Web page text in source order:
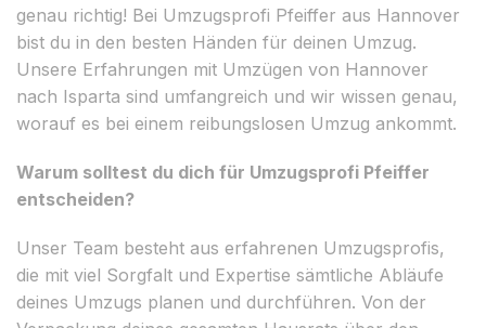
genau richtig! Bei Umzugsprofi Pfeiffer aus Hannover
bist du in den besten Händen für deinen Umzug.
Unsere Erfahrungen mit Umzügen von Hannover
nach Isparta sind umfangreich und wir wissen genau,
worauf es bei einem reibungslosen Umzug ankommt.
Warum solltest du dich für Umzugsprofi Pfeiffer
entscheiden?
Unser Team besteht aus erfahrenen Umzugsprofis,
die mit viel Sorgfalt und Expertise sämtliche Abläufe
deines Umzugs planen und durchführen. Von der